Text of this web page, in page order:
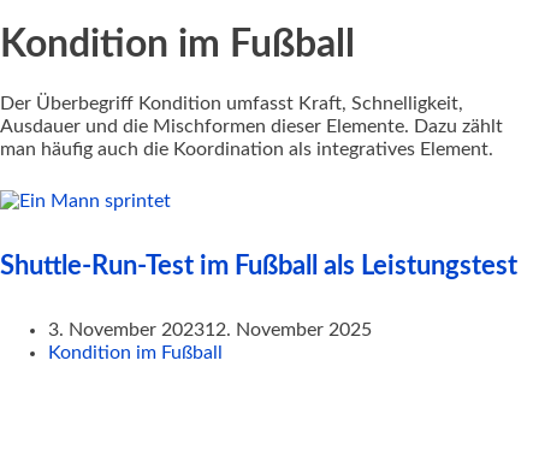
Kondition im Fußball
Der Überbegriff Kondition umfasst Kraft, Schnelligkeit,
Ausdauer und die Mischformen dieser Elemente. Dazu zählt
man häufig auch die Koordination als integratives Element.
Shuttle-Run-Test im Fußball als Leistungstest
3. November 202312. November 2025
Kondition im Fußball